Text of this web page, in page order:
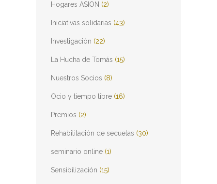
Hogares ASION (2)
Iniciativas solidarias (43)
Investigación (22)
La Hucha de Tomás (15)
Nuestros Socios (8)
Ocio y tiempo libre (16)
Premios (2)
Rehabilitación de secuelas (30)
seminario online (1)
Sensibilización (15)